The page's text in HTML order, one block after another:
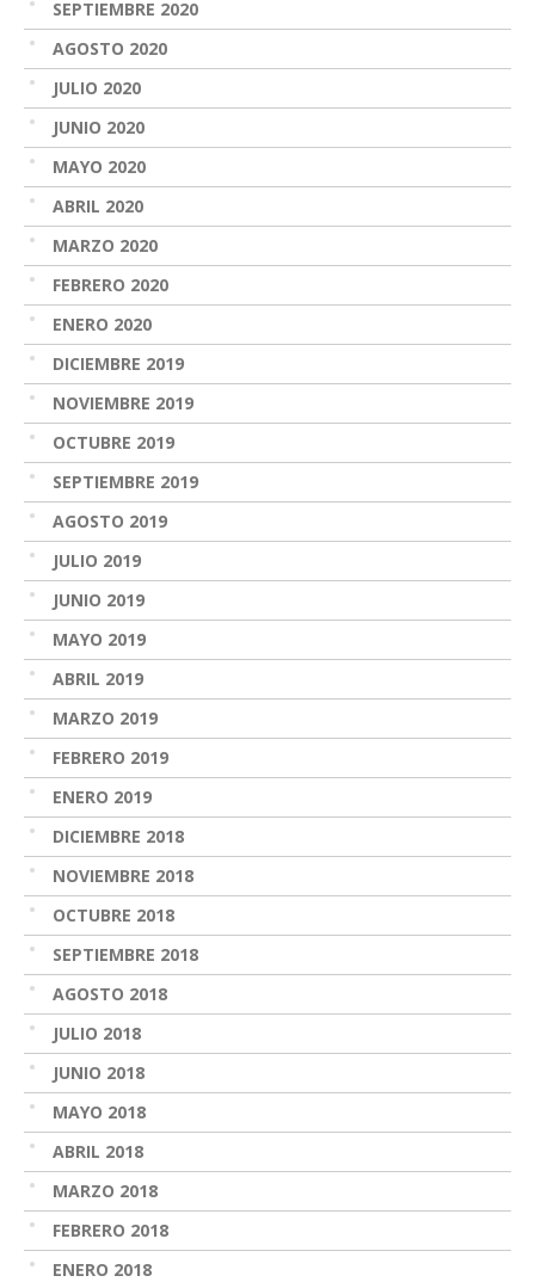
SEPTIEMBRE 2020
AGOSTO 2020
JULIO 2020
JUNIO 2020
MAYO 2020
ABRIL 2020
MARZO 2020
FEBRERO 2020
ENERO 2020
DICIEMBRE 2019
NOVIEMBRE 2019
OCTUBRE 2019
SEPTIEMBRE 2019
AGOSTO 2019
JULIO 2019
JUNIO 2019
MAYO 2019
ABRIL 2019
MARZO 2019
FEBRERO 2019
ENERO 2019
DICIEMBRE 2018
NOVIEMBRE 2018
OCTUBRE 2018
SEPTIEMBRE 2018
AGOSTO 2018
JULIO 2018
JUNIO 2018
MAYO 2018
ABRIL 2018
MARZO 2018
FEBRERO 2018
ENERO 2018